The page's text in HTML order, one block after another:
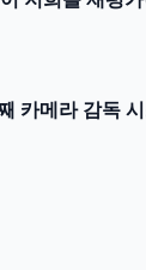
카메라 감독